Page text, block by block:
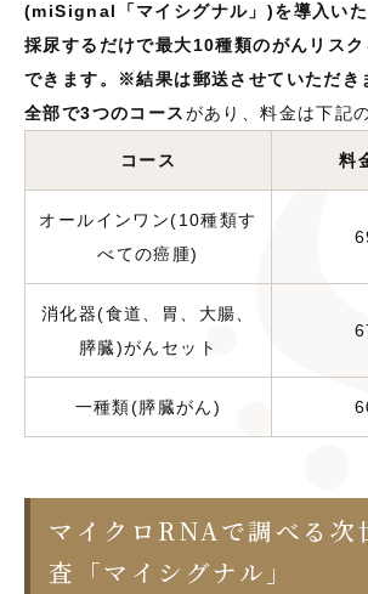
(miSignal「マイシグナル」)を導入いた
採尿するだけで最大10種類のがんリス
できます。※結果は郵送させていただき
全部で3つのコースがあり、料金は下記
コース 料
オールインワン(10種類す
べての癌腫)
消化器(食道、胃、大腸、
膵臓)がんセット
一種類(膵臓がん)
マイクロRNAで調べる次
査「マイシグナル」